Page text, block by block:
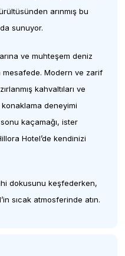
arınmış bu
sunuyor.
ve muhteşem deniz
mesafede. Modern ve zarif
kahvaltıları ve
deneyimi
kaçamağı, ister
Hotel’de kendinizi
dokusunu keşfederken,
sıcak atmosferinde atın.